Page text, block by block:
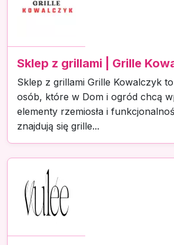
Sklep z grillami | Grille
Sklep z grillami Grille Kowalczyk
osób, które w Dom i ogród chcą
elementy rzemiosła i
znajdują się grille...